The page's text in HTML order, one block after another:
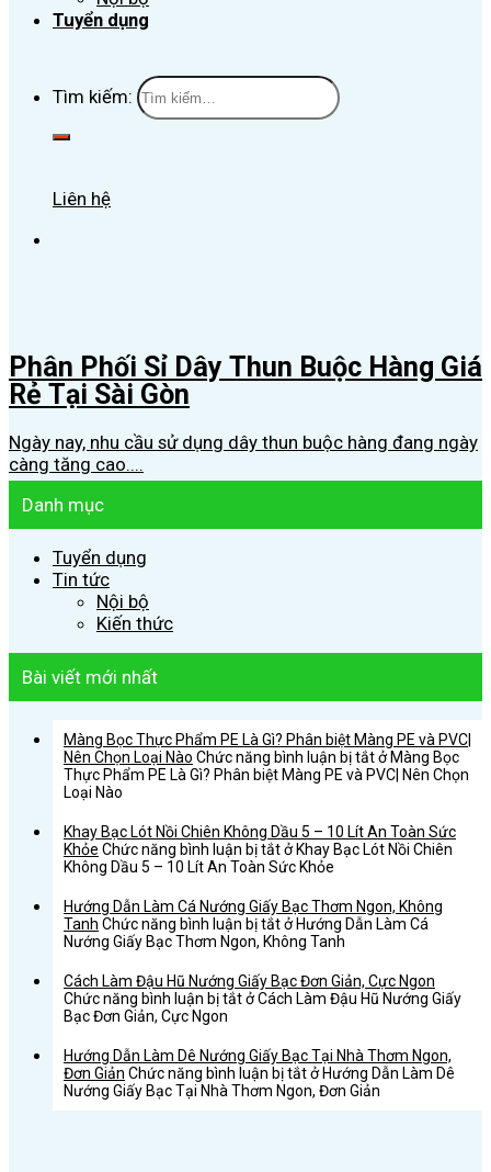
Tuyển dụng
Tìm kiếm:
Liên hệ
Phân Phối Sỉ Dây Thun Buộc Hàng Giá
Rẻ Tại Sài Gòn
Ngày nay, nhu cầu sử dụng dây thun buộc hàng đang ngày
càng tăng cao....
Danh mục
Tuyển dụng
Tin tức
Nội bộ
Kiến thức
Bài viết mới nhất
Màng Bọc Thực Phẩm PE Là Gì? Phân biệt Màng PE và PVC|
Nên Chọn Loại Nào Chức năng bình luận bị tắtở Màng Bọc
Thực Phẩm PE Là Gì? Phân biệt Màng PE và PVC| Nên Chọn
Loại Nào
Khay Bạc Lót Nồi Chiên Không Dầu 5 – 10 Lít An Toàn Sức
Khỏe Chức năng bình luận bị tắtở Khay Bạc Lót Nồi Chiên
Không Dầu 5 – 10 Lít An Toàn Sức Khỏe
Hướng Dẫn Làm Cá Nướng Giấy Bạc Thơm Ngon, Không
Tanh Chức năng bình luận bị tắtở Hướng Dẫn Làm Cá
Nướng Giấy Bạc Thơm Ngon, Không Tanh
Cách Làm Đậu Hũ Nướng Giấy Bạc Đơn Giản, Cực Ngon
Chức năng bình luận bị tắtở Cách Làm Đậu Hũ Nướng Giấy
Bạc Đơn Giản, Cực Ngon
Hướng Dẫn Làm Dê Nướng Giấy Bạc Tại Nhà Thơm Ngon,
Đơn Giản Chức năng bình luận bị tắtở Hướng Dẫn Làm Dê
Nướng Giấy Bạc Tại Nhà Thơm Ngon, Đơn Giản